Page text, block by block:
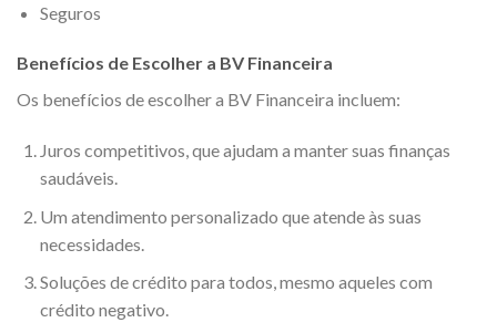
Seguros
Benefícios de Escolher a BV Financeira
Os benefícios de escolher a BV Financeira incluem:
Juros competitivos, que ajudam a manter suas finanças
saudáveis.
Um atendimento personalizado que atende às suas
necessidades.
Soluções de crédito para todos, mesmo aqueles com
crédito negativo.